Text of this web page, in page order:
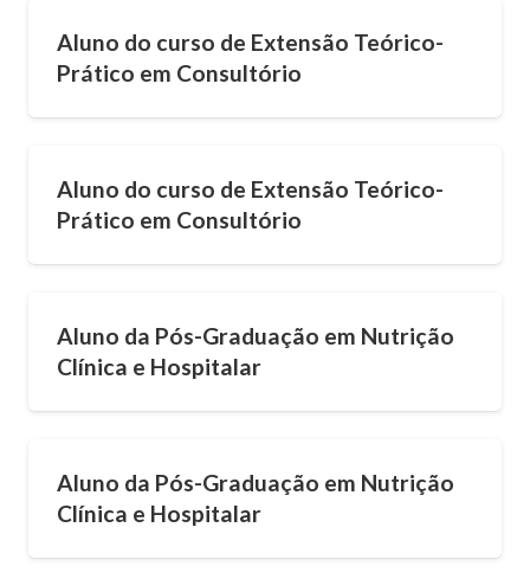
Aluno do curso de Extensão Teórico-
Prático em Consultório
Aluno do curso de Extensão Teórico-
Prático em Consultório
Aluno da Pós-Graduação em Nutrição
Clínica e Hospitalar
Aluno da Pós-Graduação em Nutrição
Clínica e Hospitalar